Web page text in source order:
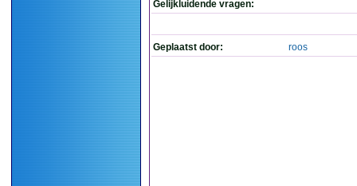
Gelijkluidende vragen:
Geplaatst door: roos